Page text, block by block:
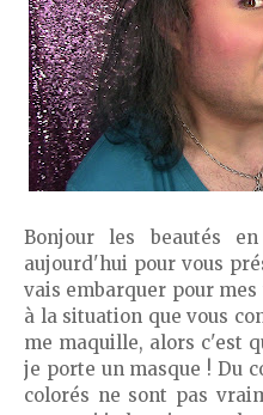
Bonjour les beautés
aujourd'hui pour vous
vais embarquer pour
à la situation que vous
me maquille, alors c'est
je porte un masque ! Du
colorés ne sont pas